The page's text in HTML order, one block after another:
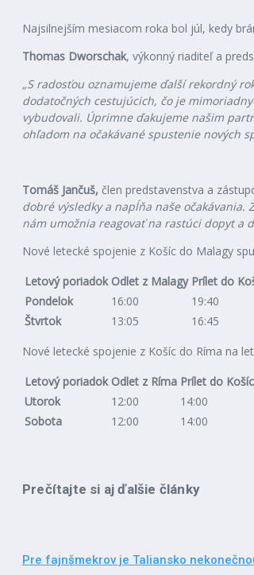
Najsilnejším mesiacom roka bol júl, kedy
Thomas Dworschak, výkonný riaditeľ a
„S radosťou oznamujeme ďalší rekordný
dodatočných cestujúcich, čo je
vybudovali. Úprimne ďakujeme našim
ohľadom na očakávané spustenie nových
Tomáš Jančuš, člen predstavenstva a
dobré výsledky a napĺňa naše
nám umožnia reagovať na rastúci dopyt a
Nové letecké spojenie z Košíc do Malagy
Letový poriadok Odlet z Malagy Prílet do
Pondelok
16:00 19:40
Štvrtok
13:05 16:45
Nové letecké spojenie z Košíc do Ríma na
Letový poriadok Odlet z Ríma Prílet do Košíc
Utorok
12:00 14:00
Sobota
12:00 14:00
Prečítajte si aj ďalšie články
Pre fajnšmekrov je Taliansko